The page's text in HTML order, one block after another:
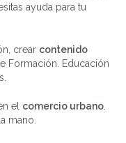
ayuda para tu
crear contenido
Formación. Educación
el comercio urbano
mano.